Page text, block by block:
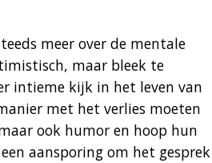
meer over de mentale
maar bleek te
intieme kijk in het leven van
met het verlies moeten
ook humor en hoop hun
aansporing om het gesprek